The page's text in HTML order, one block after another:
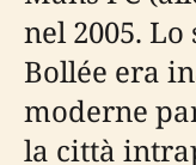
nel 2005.
Bollée era
moderne
la città